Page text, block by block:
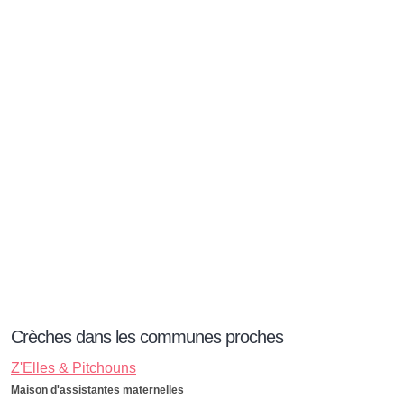
Crèches dans les communes proches
Z'Elles & Pitchouns
Maison d'assistantes maternelles